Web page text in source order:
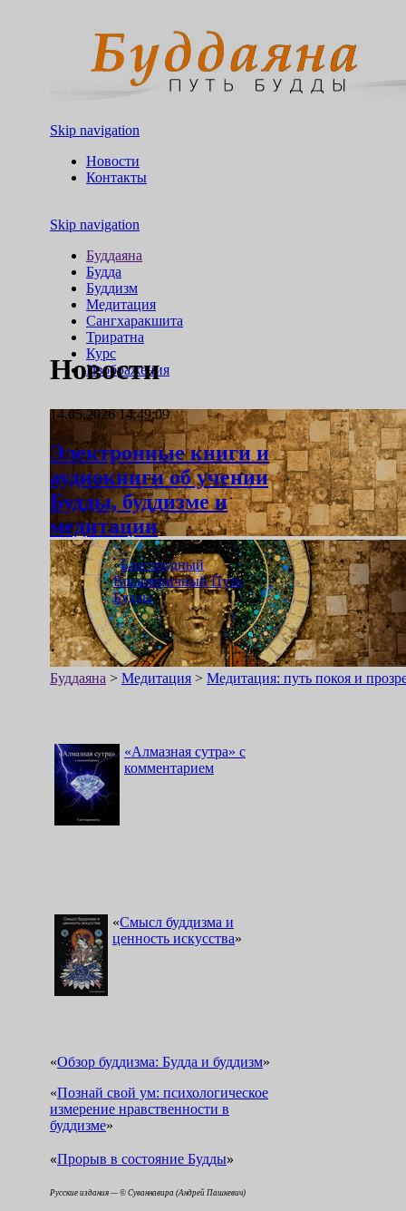
Skip navigation
Новости
Контакты
Skip navigation
Буддаяна
Будда
Буддизм
Медитация
Сангхаракшита
Триратна
Курс
Изображения
Буддаяна > Медитация > Медитация: путь покоя и
Новости
14.05.2026 14:49:09
Электронные книги и
аудиокниги об учении
Будды, буддизме и
медитации
«Благородный
Восьмеричный Путь
Будды»
«Алмазная сутра» с
комментарием
«Смысл буддизма и
ценность искусства»
«Обзор буддизма: Будда и буддизм»
«Познай свой ум: психологическое
измерение нравственности в
буддизме»
«Прорыв в состояние Будды»
Русские издания — © Суваннавира (Андрей Пашкевич)